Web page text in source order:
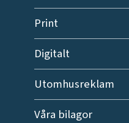
Print
Digitalt
Utomhusreklam
Våra bilagor